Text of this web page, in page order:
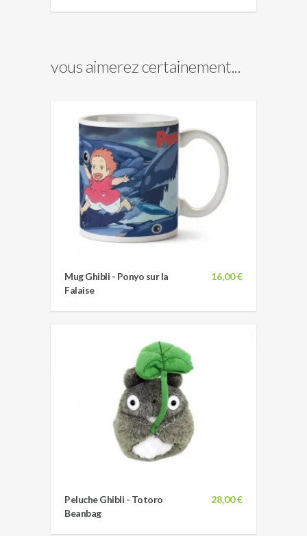
vous aimerez certainement...
16,00 €
Mug Ghibli - Ponyo sur la
Falaise
28,00 €
Peluche Ghibli - Totoro
Beanbag